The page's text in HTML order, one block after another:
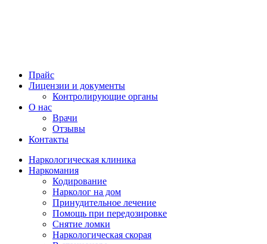
Прайс
Лицензии и документы
Контролирующие органы
О нас
Врачи
Отзывы
Контакты
Наркологическая клиника
Наркомания
Кодирование
Нарколог на дом
Принудительное лечение
Помощь при передозировке
Снятие ломки
Наркологическая скорая